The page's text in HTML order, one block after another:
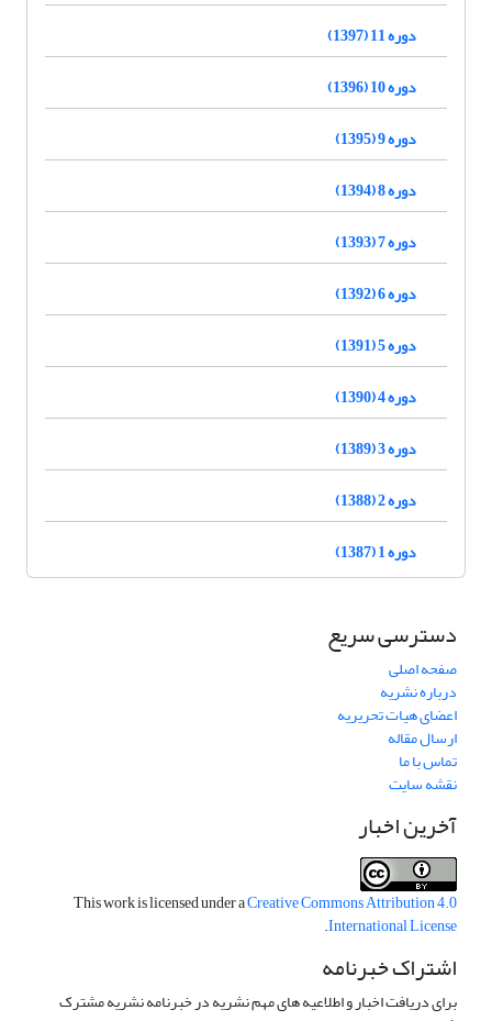
دوره 11 (1397)
دوره 10 (1396)
دوره 9 (1395)
دوره 8 (1394)
دوره 7 (1393)
دوره 6 (1392)
دوره 5 (1391)
دوره 4 (1390)
دوره 3 (1389)
دوره 2 (1388)
دوره 1 (1387)
دسترسی سریع
صفحه اصلی
درباره نشریه
اعضای هیات تحریریه
ارسال مقاله
تماس با ما
نقشه سایت
آخرین اخبار
This work is licensed under aCreative Commons Attribution 4.0
International License
.
اشتراک خبرنامه
برای دریافت اخبار و اطلاعیه های مهم نشریه در خبرنامه نشریه مشترک